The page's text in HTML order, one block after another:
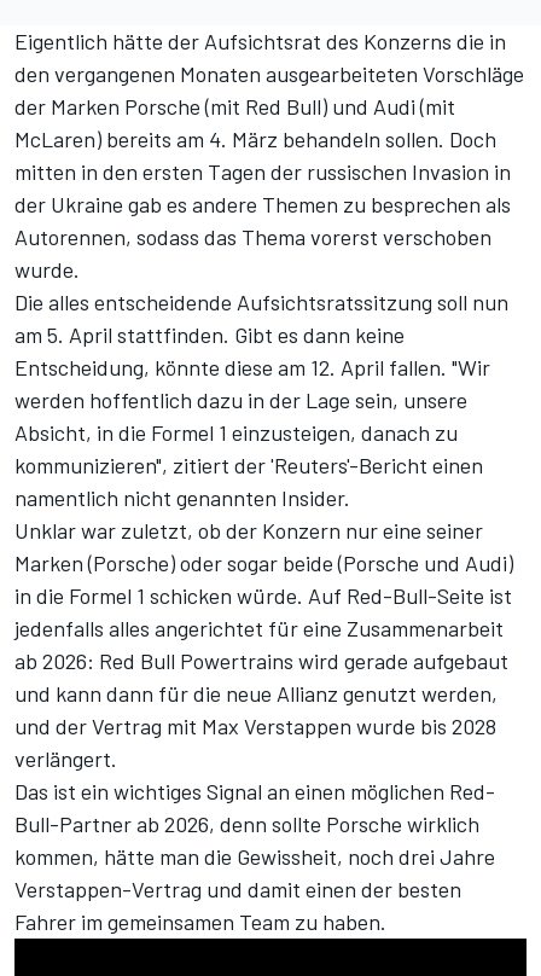
Eigentlich hätte der Aufsichtsrat des Konzerns die in
den vergangenen Monaten ausgearbeiteten Vorschläge
der Marken Porsche (mit Red Bull) und Audi (mit
McLaren) bereits am 4. März behandeln sollen. Doch
mitten in den ersten Tagen der russischen Invasion in
der Ukraine gab es andere Themen zu besprechen als
Autorennen, sodass das Thema vorerst verschoben
wurde.
Die alles entscheidende Aufsichtsratssitzung soll nun
am 5. April stattfinden. Gibt es dann keine
Entscheidung, könnte diese am 12. April fallen. "Wir
werden hoffentlich dazu in der Lage sein, unsere
Absicht, in die Formel 1 einzusteigen, danach zu
kommunizieren", zitiert der'Reuters'-Bericht einen
namentlich nicht genannten Insider.
Unklar war zuletzt, ob der Konzern nur eine seiner
Marken (Porsche) oder sogar beide (Porsche und Audi)
in die Formel 1 schicken würde. Auf Red-Bull-Seite ist
jedenfalls alles angerichtet für eine Zusammenarbeit
ab 2026: Red Bull Powertrains wird gerade aufgebaut
und kann dann für die neue Allianz genutzt werden,
und der Vertrag mit Max Verstappen wurde bis 2028
verlängert.
Das ist ein wichtiges Signal an einen möglichen Red-
Bull-Partner ab 2026, denn sollte Porsche wirklich
kommen, hätte man die Gewissheit, noch drei Jahre
Verstappen-Vertrag und damit einen der besten
Fahrer im gemeinsamen Team zu haben.